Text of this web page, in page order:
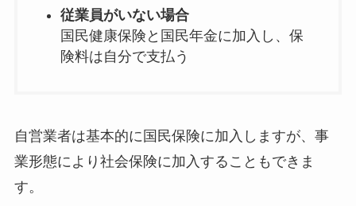
従業員がいない場合
国民健康保険と国民年金に加入し、保
険料は自分で支払う
自営業者は基本的に国民保険に加入しますが、事
業形態により社会保険に加入することもできま
す。